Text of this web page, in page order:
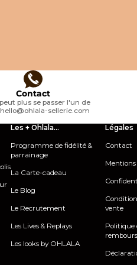
Contact
plus se passer l'un de
hello@ohlala-sellerie.com
Les + Ohlala...
Programme de fidélité &
parrainage
La Carte-cadeau
Le Blog
Le Recrutement
Les Lives & Replays
Les looks by OHLALA
Légales
Contact
Mentions
vente
Politique